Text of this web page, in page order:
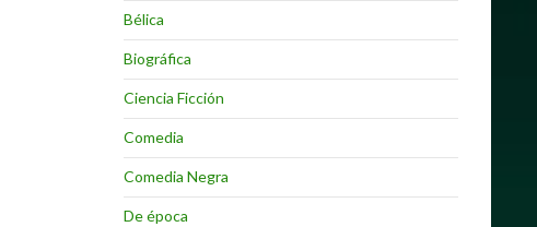
Bélica
Biográfica
Ciencia Ficción
Comedia
Comedia Negra
De época